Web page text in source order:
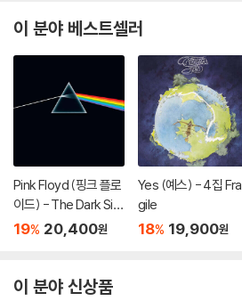
이 분야 베스트셀러
Pink Floyd (핑크 플로
이드) - The Dark Sid
e Of The Moon
19% 20,400원
Yes (예스) - 4집 Fra
gile
18% 19,900원
이 분야 신상품